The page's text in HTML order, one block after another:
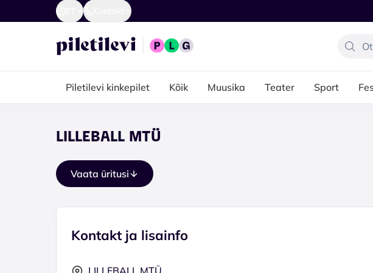
Piletilevi kinkepilet Kõik Muusika Teater Sport
LILLEBALL MTÜ
Vaata üritusi
Kontakt ja lisainfo
LILLEBALL MTÜ